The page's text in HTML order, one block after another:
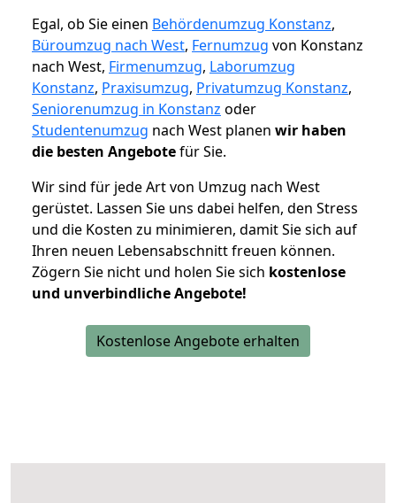
Egal, ob Sie einen Behördenumzug Konstanz,
Büroumzug nach West, Fernumzug von Konstanz
nach West, Firmenumzug, Laborumzug
Konstanz, Praxisumzug, Privatumzug Konstanz,
Seniorenumzug in Konstanz oder
Studentenumzug nach West planen wir haben
die besten Angebotefür Sie.
Wir sind für jede Art von Umzug nach West
gerüstet. Lassen Sie uns dabei helfen, den Stress
und die Kosten zu minimieren, damit Sie sich auf
Ihren neuen Lebensabschnitt freuen können.
Zögern Sie nicht und holen Sie sich kostenlose
und unverbindliche Angebote!
Kostenlose Angebote erhalten